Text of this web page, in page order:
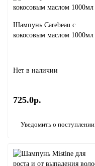
Шампунь Carebeau с
кокосовым маслом 1000мл
Нет в наличии
725.0р.
Уведомить о поступлении